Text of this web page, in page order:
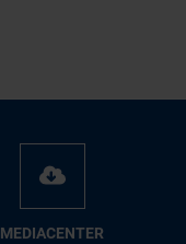
ME­DIA­CEN­TER